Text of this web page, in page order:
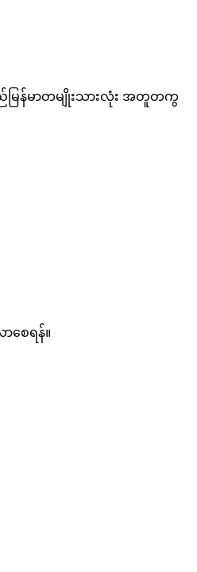
ည်မြန်မာတမျိုးသားလုံး အတူတကွ
စေရန်။